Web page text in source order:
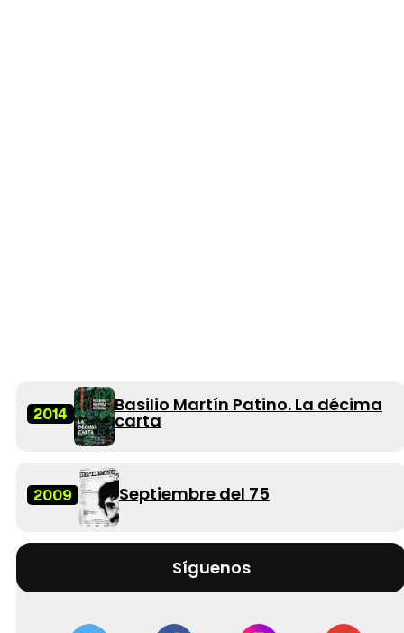
2014 Basilio Martín Patino. La décima
carta
2009 Septiembre del 75
Síguenos